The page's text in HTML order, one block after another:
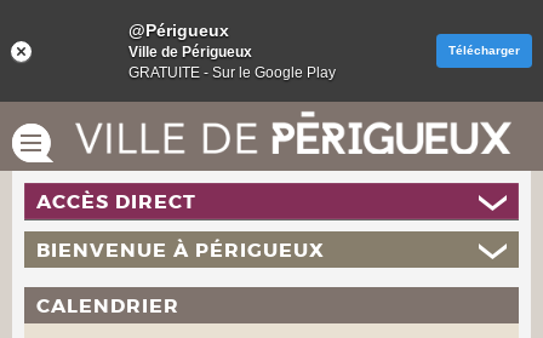
ACCÈS DIRECT
BIENVENUE À PÉRIGUEUX
CALENDRIER
@Périgueux
Ville de Périgueux
GRATUITE - Sur le Google Play
Télécharger